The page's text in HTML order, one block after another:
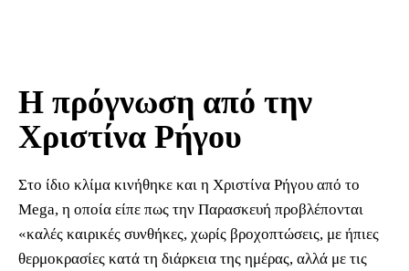
Η πρόγνωση από την
Χριστίνα Ρήγου
Στο ίδιο κλίμα κινήθηκε και η Χριστίνα Ρήγου από το
Mega, η οποία είπε πως την Παρασκευή προβλέπονται
«καλές καιρικές συνθήκες, χωρίς βροχοπτώσεις, με ήπιες
θερμοκρασίες κατά τη διάρκεια της ημέρας, αλλά με τις